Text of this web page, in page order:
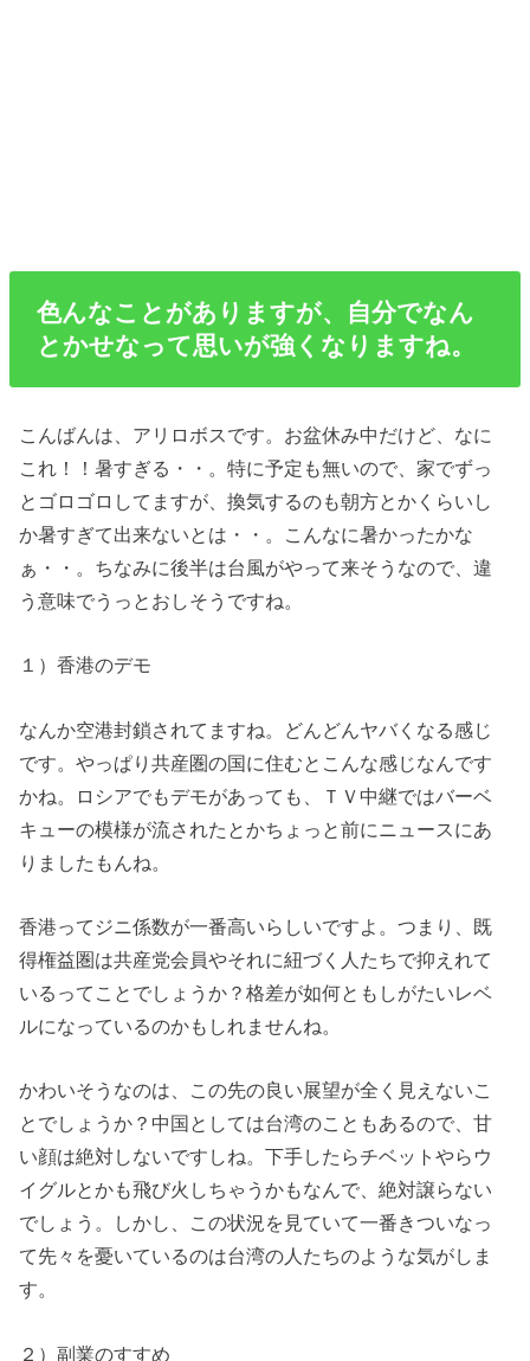
色んなことがありますが、自分でなん
とかせなって思いが強くなりますね。
こんばんは、アリロボスです。お盆休み中だけど、なに
これ！！暑すぎる・・。特に予定も無いので、家でずっ
とゴロゴロしてますが、換気するのも朝方とかくらいし
か暑すぎて出来ないとは・・。こんなに暑かったかな
ぁ・・。ちなみに後半は台風がやって来そうなので、違
う意味でうっとおしそうですね。
１）香港のデモ
なんか空港封鎖されてますね。どんどんヤバくなる感じ
です。やっぱり共産圏の国に住むとこんな感じなんです
かね。ロシアでもデモがあっても、ＴＶ中継ではバーベ
キューの模様が流されたとかちょっと前にニュースにあ
りましたもんね。
香港ってジニ係数が一番高いらしいですよ。つまり、既
得権益圏は共産党会員やそれに紐づく人たちで抑えれて
いるってことでしょうか？格差が如何ともしがたいレベ
ルになっているのかもしれませんね。
かわいそうなのは、この先の良い展望が全く見えないこ
とでしょうか？中国としては台湾のこともあるので、甘
い顔は絶対しないですしね。下手したらチベットやらウ
イグルとかも飛び火しちゃうかもなんで、絶対譲らない
でしょう。しかし、この状況を見ていて一番きついなっ
て先々を憂いているのは台湾の人たちのような気がしま
す。
２）副業のすすめ